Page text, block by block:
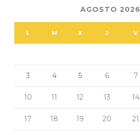
AGOSTO 2026
L M X J V
3 4 5 6 7
10 11 12 13 14
17 18 19 20 21